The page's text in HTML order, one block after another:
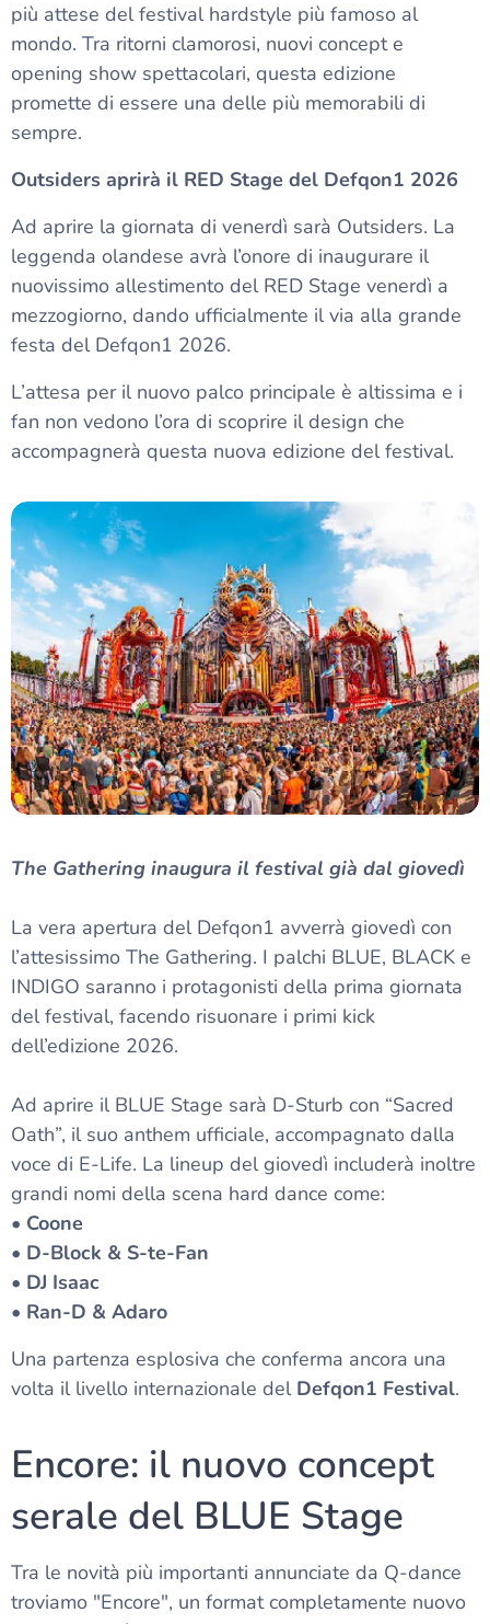
più attese del festival hardstyle più famoso al
mondo. Tra ritorni clamorosi, nuovi concept e
opening show spettacolari, questa edizione
promette di essere una delle più memorabili di
sempre.
Outsiders aprirà il RED Stage del Defqon1 2026
Ad aprire la giornata di venerdì sarà Outsiders. La
leggenda olandese avrà l’onore di inaugurare il
nuovissimo allestimento del RED Stage venerdì a
mezzogiorno, dando ufficialmente il via alla grande
festa del Defqon1 2026.
L’attesa per il nuovo palco principale è altissima e i
fan non vedono l’ora di scoprire il design che
accompagnerà questa nuova edizione del festival.
The Gathering inaugura il festival già dal giovedì
La vera apertura del Defqon1 avverrà giovedì con
l’attesissimo The Gathering. I palchi BLUE, BLACK e
INDIGO saranno i protagonisti della prima giornata
del festival, facendo risuonare i primi kick
dell’edizione 2026.
Ad aprire il BLUE Stage sarà D-Sturb con “Sacred
Oath”, il suo anthem ufficiale, accompagnato dalla
voce di E-Life. La lineup del giovedì includerà inoltre
grandi nomi della scena hard dance come:
• Coone
• D-Block & S-te-Fan
• DJ Isaac
• Ran-D & Adaro
Una partenza esplosiva che conferma ancora una
volta il livello internazionale del Defqon1 Festival.
Encore: il nuovo concept
serale del BLUE Stage
Tra le novità più importanti annunciate da Q-dance
troviamo "Encore", un format completamente nuovo